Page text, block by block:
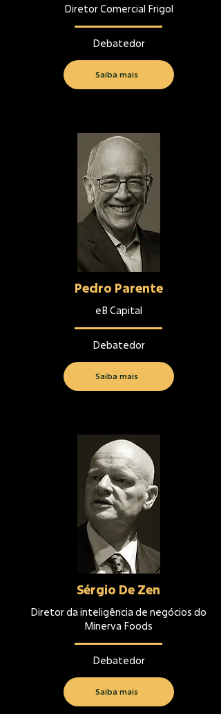
Diretor Comercial Frigol
Debatedor
Saiba mais
Pedro Parente
eB Capital
Debatedor
Saiba mais
Sérgio De Zen
Diretor da inteligência de negócios do
Minerva Foods
Debatedor
Saiba mais